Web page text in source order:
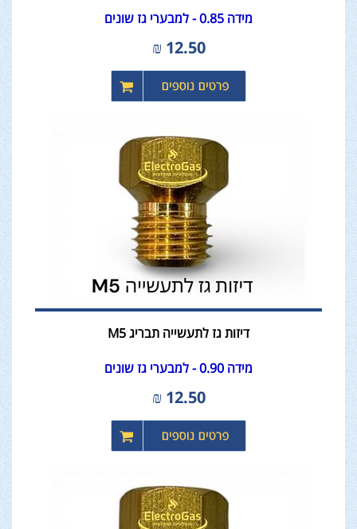
מידה 0.85 - למבערי גז שונים
12.50
₪
דיזות גז לתעשייה תבריג M5
מידה 0.90 - למבערי גז שונים
12.50
₪